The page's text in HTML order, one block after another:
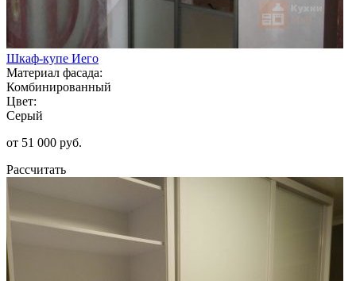
Шкаф-купе Иего
Материал фасада:
Комбинированный
Цвет:
Серый
от 51 000 руб.
Рассчитать